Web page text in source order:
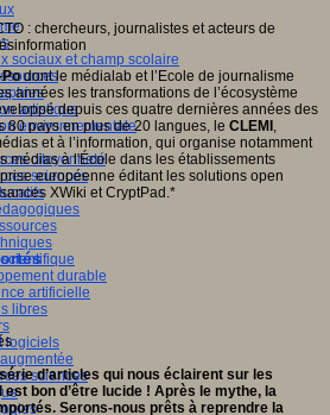
sociaux et champ scolaire
artistique
environnementale
citoyenneté
sciences
durable
artificielle
libres
logiciels
sciences
dont le médialab et l’Ecole de journalisme
années les transformations de l’écosystème
depuis ces quatre dernières années des
80 pays en plus de 20 langues, le CLEMI ,
et à l’information, qui organise notamment
médias à l'École dans les établissements
européenne éditant les solutions open
XWiki et CryptPad.*
d’articles qui nous éclairent sur les
bon d’être lucide ! Après le mythe, la
Serons-nous prêts à reprendre la